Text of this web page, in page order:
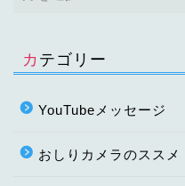
カテゴリー
YouTubeメッセージ
おしりカメラのススメ